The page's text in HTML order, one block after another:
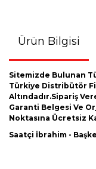
Ürün Bilgisi
Sitemizde Bulunan
Türkiye Distribütör
Altındadır.Sipariş
Garanti Belgesi Ve
Noktasına Ücretsiz
Saatçi İbrahim -